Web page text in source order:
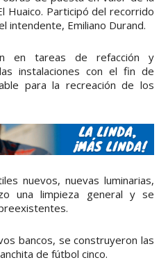
Huaico. Participó del recorrido
intendente, Emiliano Durand.
en tareas de refacción y
instalaciones con el fin de
para la recreación de los
nuevos, nuevas luminarias,
una limpieza general y se
bancos, se construyeron las
de fútbol cinco.